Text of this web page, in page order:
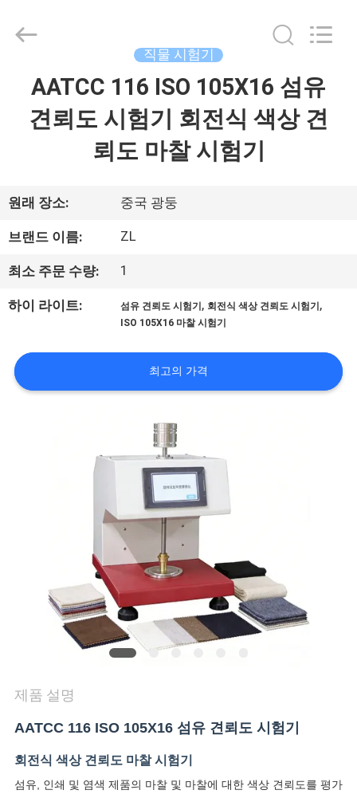
동
영
상
우
리
품
질
관
Dongguan
Zhongli
Reserved.
직물 시험기
AATCC 116 ISO 105X16 섬유
견뢰도 시험기 회전식 색상 견
뢰도 마찰 시험기
원래 장소: 중국 광둥
브랜드 이름: ZL
최소 주문 수량: 1
하이 라이트: 섬유 견뢰도 시험기 , 회전식 색상 견뢰도 시험기 ,
ISO 105X16 마찰 시험기
최고의 가격
제품 설명
AATCC 116 ISO 105X16 섬유 견뢰도 시험기
회전식 색상 견뢰도 마찰 시험기
섬유, 인쇄 및 염색 제품의 마찰 및 마찰에 대한 색상 견뢰도를 평가